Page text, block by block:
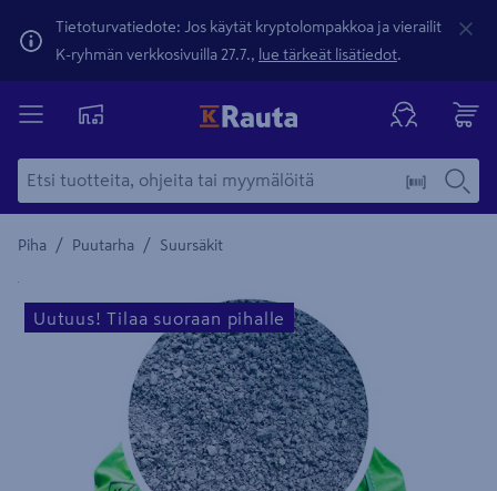
Tietoturvatiedote: Jos käytät kryptolompakkoa ja vierailit
K-ryhmän verkkosivuilla 27.7., lue tärkeät lisätiedot.
Piha / Puutarha / Suursäkit
Yksityiskohtainen kuvaus löytyy Tuotteen kuvaus -
Uutuus! Tilaa suoraan pihalle